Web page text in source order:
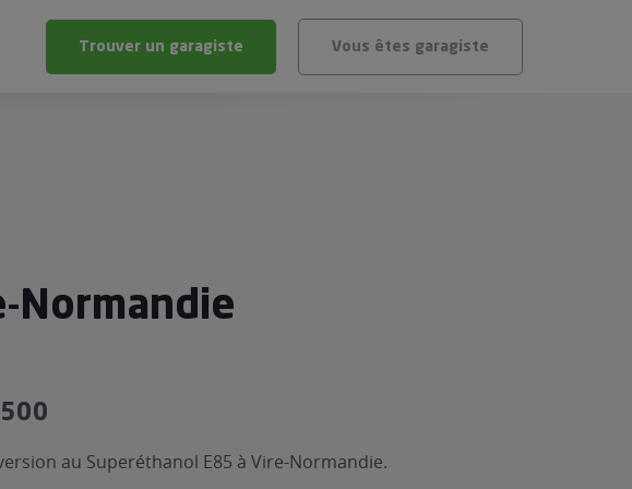
Trouver un garagiste Vous êtes garagiste
Normandie
au Superéthanol E85 à Vire-Normandie.